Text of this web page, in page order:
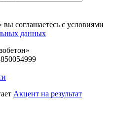
соглашаетесь с условиями
данных
Акцент на результат